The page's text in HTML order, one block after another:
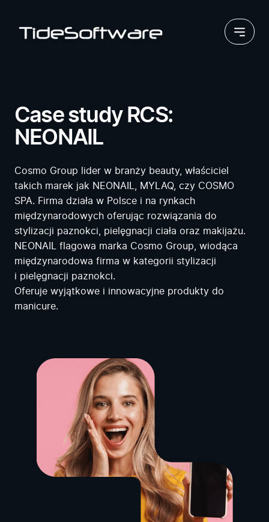
Case study RCS:
NEONAIL
Cosmo Group lider w branży beauty, właściciel
takich marek jak NEONAIL, MYLAQ, czy COSMO
SPA. Firma działa w Polsce i na rynkach
międzynarodowych oferując rozwiązania do
stylizacji paznokci, pielęgnacji ciała oraz makijażu.
NEONAIL flagowa marka Cosmo Group, wiodąca
międzynarodowa firma w kategorii stylizacji
i pielęgnacji paznokci.
Oferuje wyjątkowe i innowacyjne produkty do
manicure.